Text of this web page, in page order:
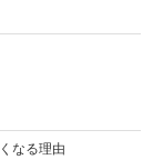
なる理由